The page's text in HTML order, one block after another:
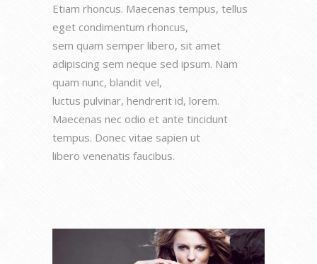
Etiam rhoncus. Maecenas tempus, tellus
eget condimentum rhoncus,
sem quam semper libero, sit amet
adipiscing sem neque sed ipsum. Nam
quam nunc, blandit vel,
luctus pulvinar, hendrerit id, lorem.
Maecenas nec odio et ante tincidunt
tempus. Donec vitae sapien ut
libero venenatis faucibus.